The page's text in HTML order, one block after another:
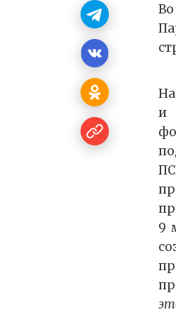
и
9